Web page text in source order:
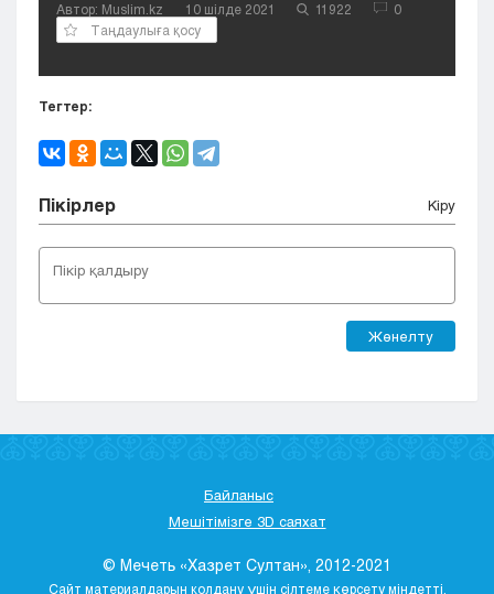
Автор: Muslim.kz 10 шілде 2021 11922
0
Таңдаулыға қосу
Тегтер:
Пікірлер Кіру
Жөнелту
Байланыс
Мешітімізге 3D саяхат
© Мечеть «Хазрет Султан», 2012-2021
Сайт материалдарын қолдану үшін сілтеме көрсету міндетті.